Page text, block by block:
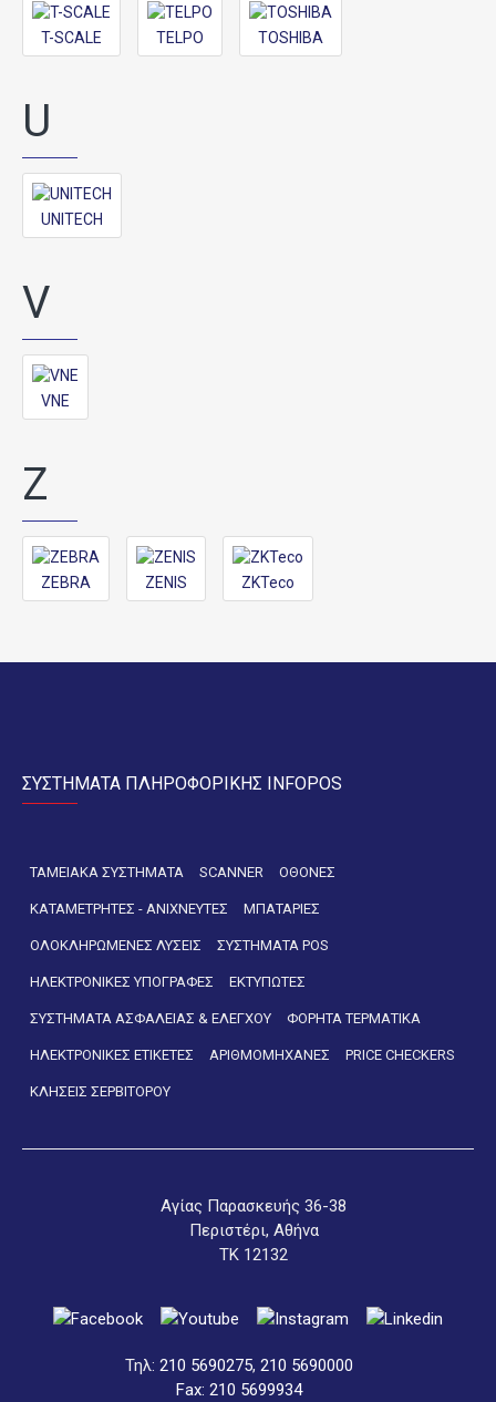
T-SCALE TELPO TOSHIBA
U
UNITECH
V
VNE
Z
ZEBRA ZENIS ZKTeco
ΣΥΣΤΗΜΑΤΑ ΠΛΗΡΟΦΟΡΙΚΗΣ INFOPOS
ΤΑΜΕΙΑΚΑ ΣΥΣΤΗΜΑΤΑ SCANNER ΟΘΟΝΕΣ
ΚΑΤΑΜΕΤΡΗΤΕΣ - ΑΝΙΧΝΕΥΤΕΣ ΜΠΑΤΑΡΙΕΣ
ΟΛΟΚΛΗΡΩΜΕΝΕΣ ΛΥΣΕΙΣ ΣΥΣΤΗΜΑΤΑ POS
ΗΛΕΚΤΡΟΝΙΚΕΣ ΥΠΟΓΡΑΦΕΣ ΕΚΤΥΠΩΤΕΣ
ΣΥΣΤΗΜΑΤΑ ΑΣΦΑΛΕΙΑΣ & ΕΛΕΓΧΟΥ ΦΟΡΗΤΑ ΤΕΡΜΑΤΙΚΑ
ΗΛΕΚΤΡΟΝΙΚΕΣ ΕΤΙΚΕΤΕΣ ΑΡΙΘΜΟΜΗΧΑΝΕΣ PRICE CHECKERS
ΚΛΗΣΕΙΣ ΣΕΡΒΙΤΟΡΟΥ
Αγίας Παρασκευής 36-38
Περιστέρι, Αθήνα
ΤΚ 12132
Τηλ:210 5690275,210 5690000
Fax: 210 5699934